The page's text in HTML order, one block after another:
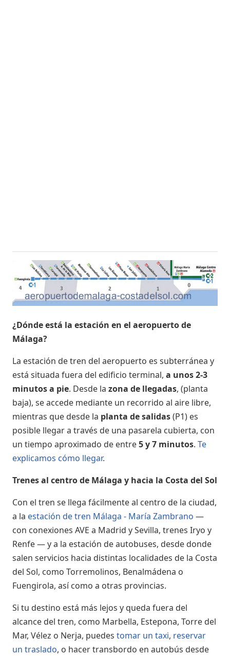
¿Dónde está la estación en el aeropuerto de
Málaga?
La estación de tren del aeropuerto es subterránea y
está situada fuera del edificio terminal, a unos 2-3
minutos a pie. Desde la zona de llegadas, (planta
baja), se accede mediante un recorrido al aire libre,
mientras que desde la planta de salidas(P1) es
posible llegar a través de una pasarela cubierta, con
un tiempo aproximado de entre5 y 7 minutos. Te
explicamos cómo llegar.
Trenes al centro de Málaga y hacia la Costa del Sol
Con el tren se llega fácilmente al centro de la ciudad,
a la estación de tren Málaga - María Zambrano —
con conexiones AVE a Madrid y Sevilla, trenes Iryo y
Renfe — y a la estación de autobuses, desde donde
salen servicios hacia distintas localidades de la Costa
del Sol, como Torremolinos, Benalmádena o
Fuengirola, así como a otras provincias.
Si tu destino está más lejos y queda fuera del
alcance del tren, como Marbella, Estepona, Torre del
Mar, Vélez o Nerja, puedes tomar un taxi, reservar
un traslado, o hacer transbordo en autobús desde